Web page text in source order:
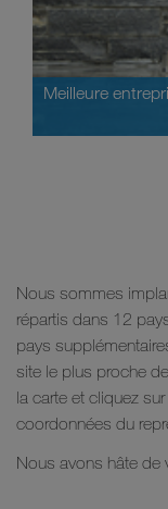
Meilleure
Nous sommes
répartis dans 12
pays
site le plus proche
la carte et cliquez
coordonnées du
Nous avons hâte de